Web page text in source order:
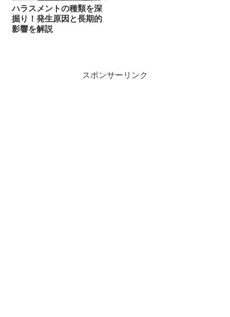
ハラスメントの種類を深
掘り！発生原因と長期的
影響を解説
スポンサーリンク